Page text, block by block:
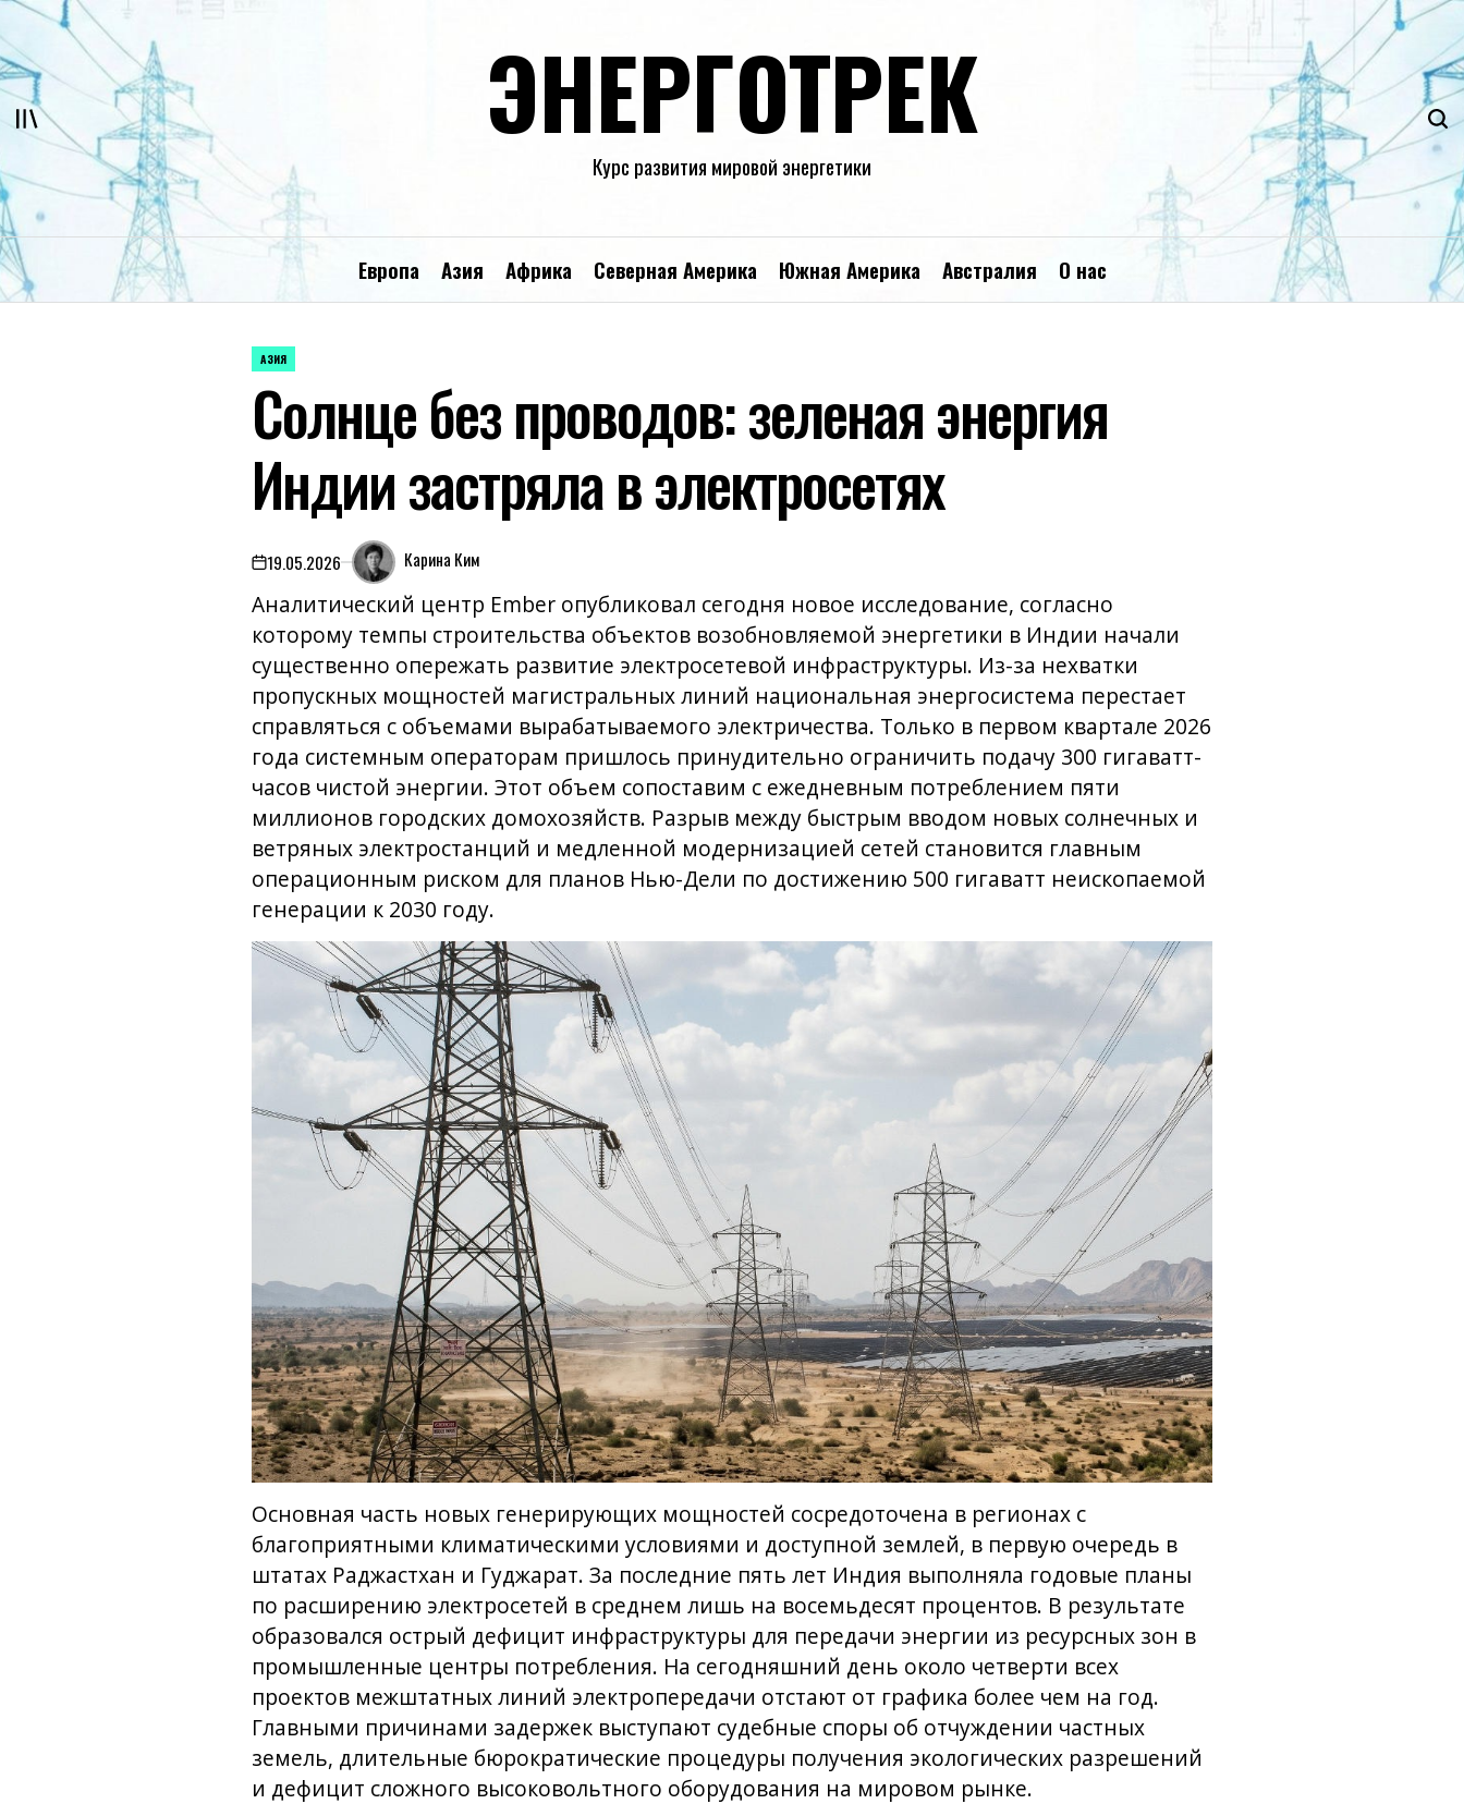
Перейти
к
содержимому
ЭНЕРГОТРЕК
Курс развития мировой энергетики
Европа Азия Африка Северная Америка Южная Америка Австралия О нас
ОПУБЛИКОВАНО
АЗИЯ
Солнце без проводов: зеленая энергия
Индии застряла в электросетях
on19.05.2026 Карина Ким
Аналитический центр Ember опубликовал сегодня новое исследование, согласно
которому темпы строительства объектов возобновляемой энергетики в Индии начали
существенно опережать развитие электросетевой инфраструктуры. Из-за нехватки
пропускных мощностей магистральных линий национальная энергосистема перестает
справляться с объемами вырабатываемого электричества. Только в первом квартале 2026
года системным операторам пришлось принудительно ограничить подачу 300 гигаватт-
часов чистой энергии. Этот объем сопоставим с ежедневным потреблением пяти
миллионов городских домохозяйств. Разрыв между быстрым вводом новых солнечных и
ветряных электростанций и медленной модернизацией сетей становится главным
операционным риском для планов Нью-Дели по достижению 500 гигаватт неископаемой
генерации к 2030 году.
Основная часть новых генерирующих мощностей сосредоточена в регионах с
благоприятными климатическими условиями и доступной землей, в первую очередь в
штатах Раджастхан и Гуджарат. За последние пять лет Индия выполняла годовые планы
по расширению электросетей в среднем лишь на восемьдесят процентов. В результате
образовался острый дефицит инфраструктуры для передачи энергии из ресурсных зон в
промышленные центры потребления. На сегодняшний день около четверти всех
проектов межштатных линий электропередачи отстают от графика более чем на год.
Главными причинами задержек выступают судебные споры об отчуждении частных
земель, длительные бюрократические процедуры получения экологических разрешений
и дефицит сложного высоковольтного оборудования на мировом рынке.